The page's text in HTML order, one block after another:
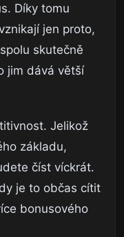
Díky tomu
jen proto,
skutečně
jim dává větší
Jelikož
základu,
číst víckrát.
je to občas cítit
bonusového